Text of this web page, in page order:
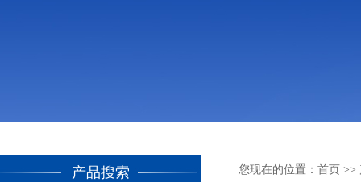
产品搜索 您现在的位置： 首页 >>